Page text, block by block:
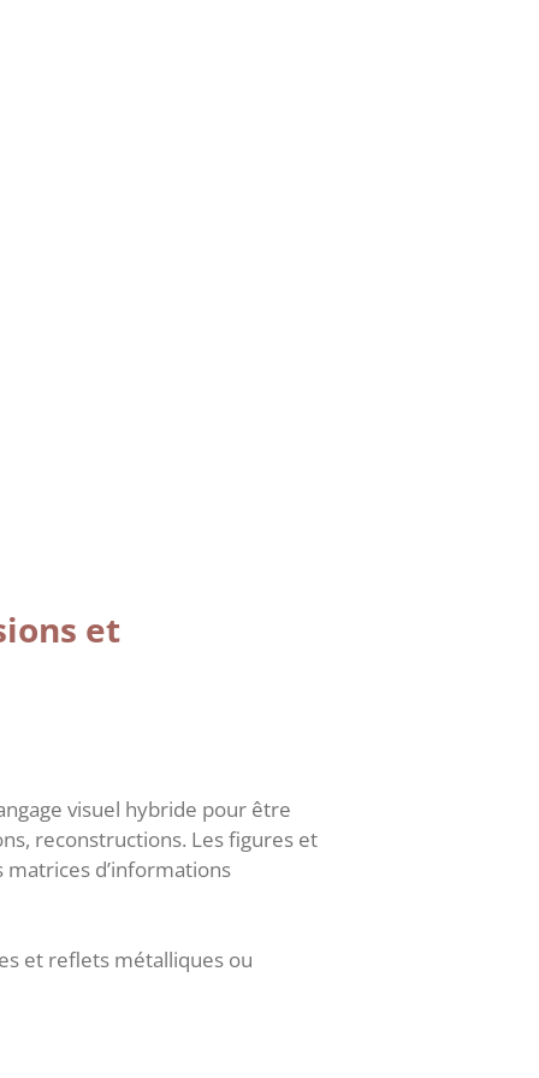
et
visuel hybride pour être
reconstructions. Les figures et
matrices d’informations
et reflets métalliques ou